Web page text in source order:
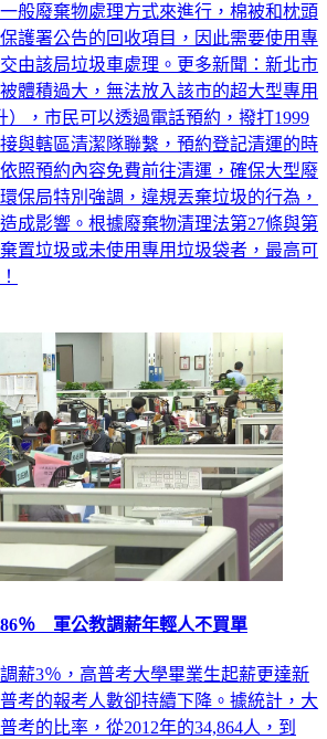
般廢棄物處理方式來進行，棉被和枕頭
護署公告的回收項目，因此需要使用專
由該局垃圾車處理。更多新聞：新北市
體積過大，無法放入該市的超大型專用
），市民可以透過電話預約，撥打1999
與轄區清潔隊聯繫，預約登記清運的時
照預約內容免費前往清運，確保大型廢
保局特別強調，違規丟棄垃圾的行為，
成影響。根據廢棄物清理法第27條與第
置垃圾或未使用專用垃圾袋者，最高可
％ 軍公教調薪年輕人不買單
薪3％，高普考大學畢業生起薪更達新
考的報考人數卻持續下降。據統計，大
考的比率，從2012年的34,864人，到